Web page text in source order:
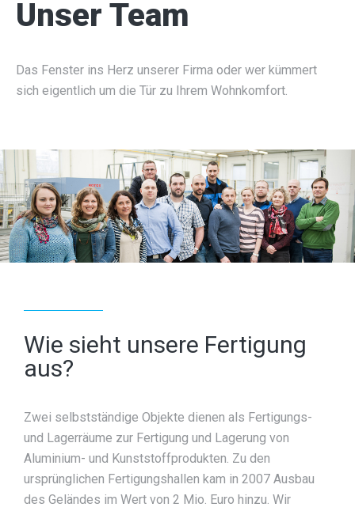
Unser Team
Das Fenster ins Herz unserer Firma oder wer kümmert
sich eigentlich um die Tür zu Ihrem Wohnkomfort.
Wie sieht unsere Fertigung
aus?
Zwei selbstständige Objekte dienen als Fertigungs-
und Lagerräume zur Fertigung und Lagerung von
Aluminium- und Kunststoffprodukten. Zu den
ursprünglichen Fertigungshallen kam in 2007 Ausbau
des Geländes im Wert von 2 Mio. Euro hinzu. Wir